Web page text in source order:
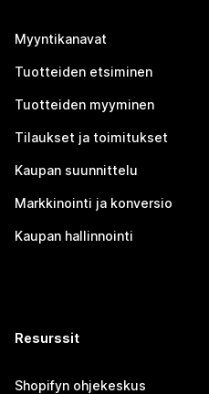
Myyntikanavat
Tuotteiden etsiminen
Tuotteiden myyminen
Tilaukset ja toimitukset
Kaupan suunnittelu
Markkinointi ja konversio
Kaupan hallinnointi
Resurssit
Shopifyn ohjekeskus